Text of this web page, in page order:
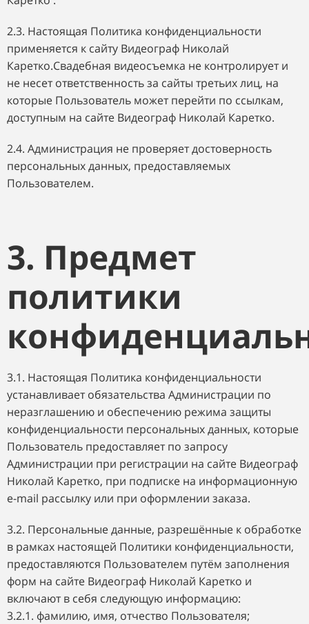
2.3. Настоящая Политика конфиденциальности
применяется к сайту Видеограф Николай
Каретко.Свадебная видеосъемка не контролирует и
не несет ответственность за сайты третьих лиц, на
которые Пользователь может перейти по ссылкам,
доступным на сайте Видеограф Николай Каретко.
2.4. Администрация не проверяет достоверность
персональных данных, предоставляемых
Пользователем.
3. Предмет
политики
3.1. Настоящая Политика конфиденциальности
устанавливает обязательства Администрации по
неразглашению и обеспечению режима защиты
конфиденциальности персональных данных, которые
Пользователь предоставляет по запросу
Администрации при регистрации на сайте Видеограф
Николай Каретко, при подписке на информационную
e-mail рассылку или при оформлении заказа.
3.2. Персональные данные, разрешённые к обработке
в рамках настоящей Политики конфиденциальности,
предоставляются Пользователем путём заполнения
форм на сайте Видеограф Николай Каретко и
включают в себя следующую информацию:
3.2.1. фамилию, имя, отчество Пользователя;